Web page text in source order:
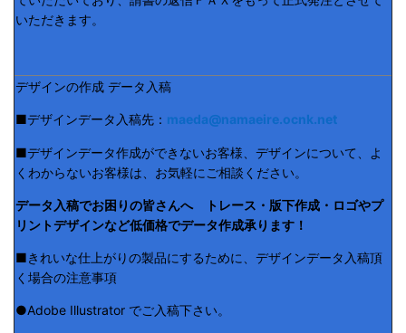
いただきます。
デザインの作成 データ入稿
■デザインデータ入稿先： maeda@namaeire.ocnk.net
■デザインデータ作成ができないお客様、デザインについて、よ
くわからないお客様は、お気軽にご相談ください。
データ入稿でお困りの皆さんへ トレース・版下作成・ロゴやプ
リントデザインなど低価格でデータ作成承ります！
■きれいな仕上がりの製品にするために、デザインデータ入稿頂
く場合の注意事項
●Adobe Illustrator でご入稿下さい。